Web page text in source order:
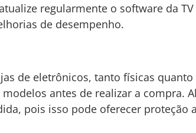
regularmente o software da
de desempenho.
de eletrônicos, tanto físicas
antes de realizar a compra.
pois isso pode oferecer proteção